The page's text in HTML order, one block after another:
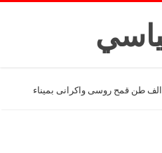
تفريغ ٢٠٩ الف طن قمح روسى واكرانى بميناء